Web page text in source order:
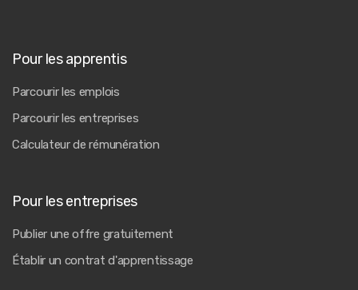
Pour les apprentis
Parcourir les emplois
Parcourir les entreprises
Calculateur de rémunération
Pour les entreprises
Publier une offre gratuitement
Établir un contrat d'apprentissage